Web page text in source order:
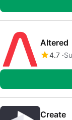
Altered
4.7
Create